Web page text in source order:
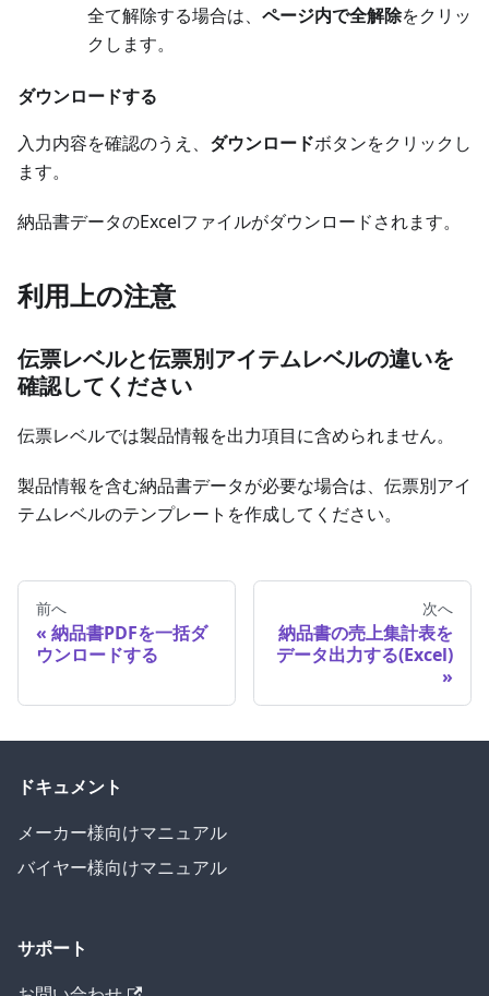
全て解除する場合は、 ページ内で全解除をクリッ
クします。
ダウンロードする
入力内容を確認のうえ、 ダウンロードボタンをクリックし
ます。
納品書データのExcelファイルがダウンロードされます。
利用上の注意
伝票レベルと伝票別アイテムレベルの違いを
確認してください
伝票レベルでは製品情報を出力項目に含められません。
製品情報を含む納品書データが必要な場合は、伝票別アイ
テムレベルのテンプレートを作成してください。
前へ
納品書PDFを一括ダ
ウンロードする
次へ
納品書の売上集計表を
データ出力する(Excel)
ドキュメント
メーカー様向けマニュアル
バイヤー様向けマニュアル
サポート